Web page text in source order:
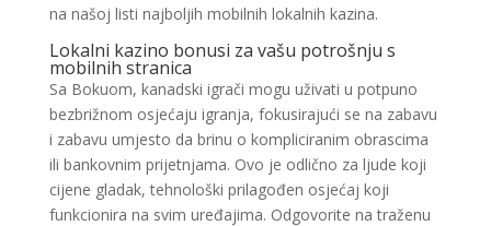
na našoj listi najboljih mobilnih lokalnih kazina.
Lokalni kazino bonusi za vašu potrošnju s
mobilnih stranica
Sa Bokuom, kanadski igrači mogu uživati ​​u potpuno
bezbrižnom osjećaju igranja, fokusirajući se na zabavu
i zabavu umjesto da brinu o kompliciranim obrascima
ili bankovnim prijetnjama. Ovo je odlično za ljude koji
cijene gladak, tehnološki prilagođen osjećaj koji
funkcionira na svim uređajima. Odgovorite na traženu